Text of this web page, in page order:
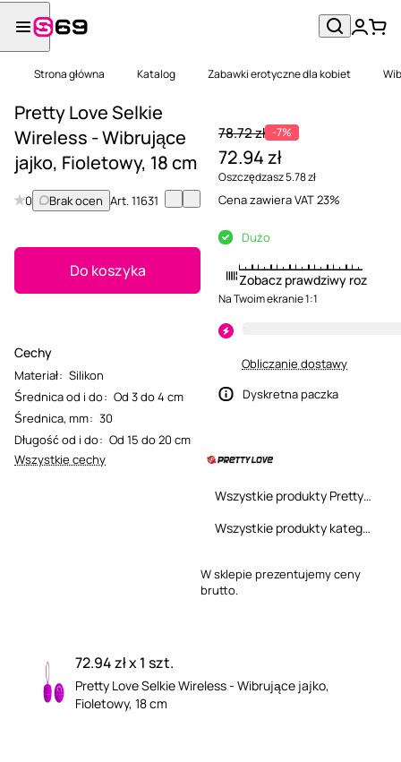
Strona główna Katalog Zabawki erotyczne dla kobiet
Pretty Love Selkie
Wireless - Wibrujące
jajko, Fioletowy, 18 cm
0 Brak ocen Art.11631
Do koszyka
Cechy
Materiał: Silikon
Średnica od i do: Od 3 do 4 cm
Średnica, mm: 30
Długość od i do: Od 15 do 20 cm
Wszystkie cechy
78.72 zł -7%
72.94 zł
Oszczędzasz 5.78 zł
Cena zawiera VAT 23%
Dużo
Zobacz prawdziwy rozmiar
Na Twoim ekranie 1:1
Obliczanie dostawy
Dyskretna paczka
Wszystkie produkty Pretty Love
Wszystkie produkty kategorii
W sklepie prezentujemy ceny
brutto.
72.94 zł x 1 szt.
Pretty Love Selkie Wireless - Wibrujące jajko,
Fioletowy, 18 cm